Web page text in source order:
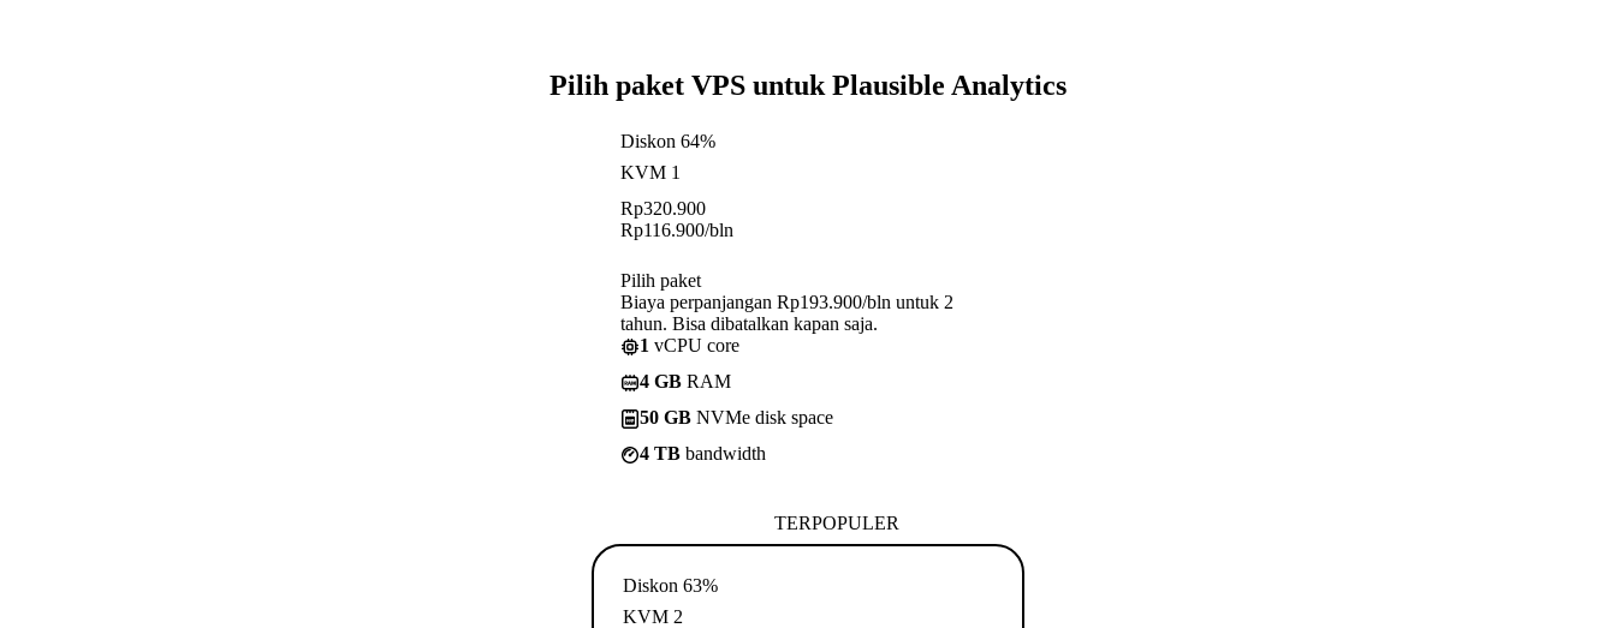
Pilih paket VPS untuk Plausible Analytics
Diskon 64%
KVM 1
Rp320.900
Rp116.900/bln
Pilih paket
Biaya perpanjangan Rp193.900/bln untuk 2
tahun. Bisa dibatalkan kapan saja.
1 vCPU core
4 GB RAM
50 GB NVMe disk space
4 TB bandwidth
TERPOPULER
Diskon 63%
KVM 2